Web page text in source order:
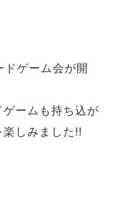
ゲーム会が開
ームも持ち込が
しみました!!